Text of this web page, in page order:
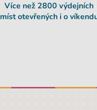
Více než 2800 výdejních
místotevřených i o